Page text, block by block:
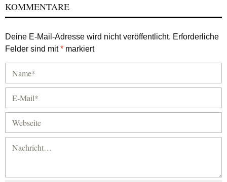
KOMMENTARE
Deine E-Mail-Adresse wird nicht veröffentlicht. Erforderliche
Felder sind mit* markiert